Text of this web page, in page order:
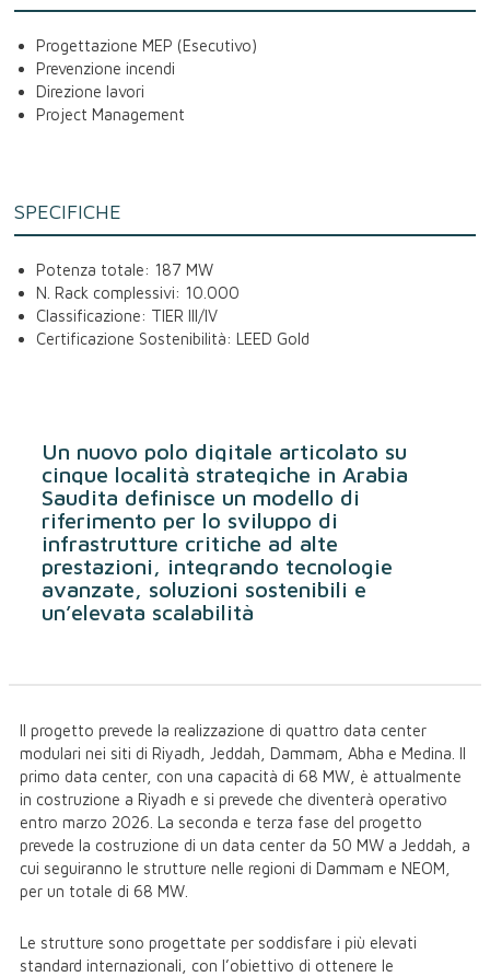
Progettazione MEP (Esecutivo)
Prevenzione incendi
Direzione lavori
Project Management
SPECIFICHE
Potenza totale: 187 MW
N. Rack complessivi: 10.000
Classificazione: TIER III/IV
Certificazione Sostenibilità: LEED Gold
Un nuovo polo digitale articolato su
cinque località strategiche in Arabia
Saudita definisce un modello di
riferimento per lo sviluppo di
infrastrutture critiche ad alte
prestazioni, integrando tecnologie
avanzate, soluzioni sostenibili e
un’elevata scalabilità
Il progetto prevede la realizzazione di quattro data center
modulari nei siti di Riyadh, Jeddah, Dammam, Abha e Medina. Il
primo data center, con una capacità di 68 MW, è attualmente
in costruzione a Riyadh e si prevede che diventerà operativo
entro marzo 2026. La seconda e terza fase del progetto
prevede la costruzione di un data center da 50 MW a Jeddah, a
cui seguiranno le strutture nelle regioni di Dammam e NEOM,
per un totale di 68 MW.
Le strutture sono progettate per soddisfare i più elevati
standard internazionali, con l’obiettivo di ottenere le